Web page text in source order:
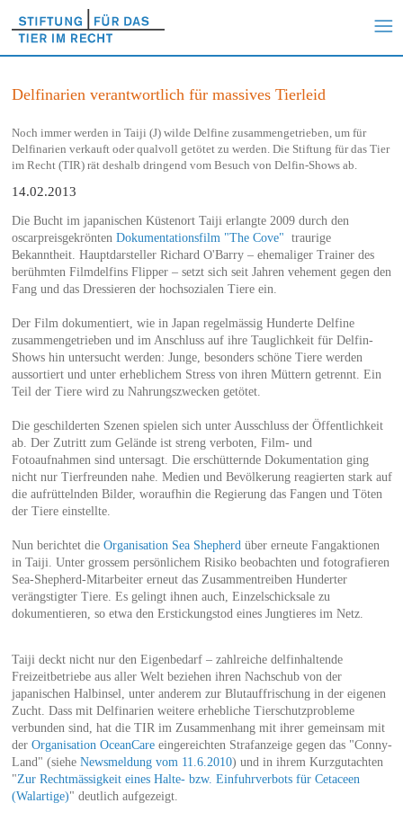
Delfinarien verantwortlich für massives Tierleid
Noch immer werden in Taiji (J) wilde Delfine zusammengetrieben, um für
Delfinarien verkauft oder qualvoll getötet zu werden. Die Stiftung für das Tier
im Recht (TIR) rät deshalb dringend vom Besuch von Delfin-Shows ab.
14.02.2013
Die Bucht im japanischen Küstenort Taiji erlangte 2009 durch den
oscarpreisgekrönten Dokumentationsfilm "The Cove" traurige
Bekanntheit. Hauptdarsteller Richard O'Barry – ehemaliger Trainer des
berühmten Filmdelfins Flipper – setzt sich seit Jahren vehement gegen den
Fang und das Dressieren der hochsozialen Tiere ein.
Der Film dokumentiert, wie in Japan regelmässig Hunderte Delfine
zusammengetrieben und im Anschluss auf ihre Tauglichkeit für Delfin-
Shows hin untersucht werden: Junge, besonders schöne Tiere werden
aussortiert und unter erheblichem Stress von ihren Müttern getrennt. Ein
Teil der Tiere wird zu Nahrungszwecken getötet.
Die geschilderten Szenen spielen sich unter Ausschluss der Öffentlichkeit
ab. Der Zutritt zum Gelände ist streng verboten, Film- und
Fotoaufnahmen sind untersagt. Die erschütternde Dokumentation ging
nicht nur Tierfreunden nahe. Medien und Bevölkerung reagierten stark auf
die aufrüttelnden Bilder, woraufhin die Regierung das Fangen und Töten
der Tiere einstellte.
Nun berichtet die Organisation Sea Shepherd über erneute Fangaktionen
in Taiji. Unter grossem persönlichem Risiko beobachten und fotografieren
Sea-Shepherd-Mitarbeiter erneut das Zusammentreiben Hunderter
verängstigter Tiere. Es gelingt ihnen auch, Einzelschicksale zu
dokumentieren, so etwa den Erstickungstod eines Jungtieres im Netz.
Taiji deckt nicht nur den Eigenbedarf – zahlreiche delfinhaltende
Freizeitbetriebe aus aller Welt beziehen ihren Nachschub von der
japanischen Halbinsel, unter anderem zur Blutauffrischung in der eigenen
Zucht. Dass mit Delfinarien weitere erhebliche Tierschutzprobleme
verbunden sind, hat die TIR im Zusammenhang mit ihrer gemeinsam mit
der Organisation OceanCareeingereichten Strafanzeige gegen das "Conny-
Land" (siehe Newsmeldung vom 11.6.2010) und in ihrem Kurzgutachten
"Zur Rechtmässigkeit eines Halte- bzw. Einfuhrverbots für Cetaceen
(Walartige)" deutlich aufgezeigt.